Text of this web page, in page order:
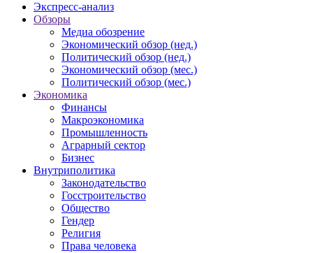
Экспресс-анализ
Обзоры
Медиа обозрение
Экономический обзор (нед.)
Политический обзор (нед.)
Экономический обзор (мес.)
Политический обзор (мес.)
Экономика
Финансы
Макроэкономика
Промышленность
Аграрный сектор
Бизнес
Внутриполитика
Законодательство
Госстроительство
Общество
Гендер
Религия
Права человека